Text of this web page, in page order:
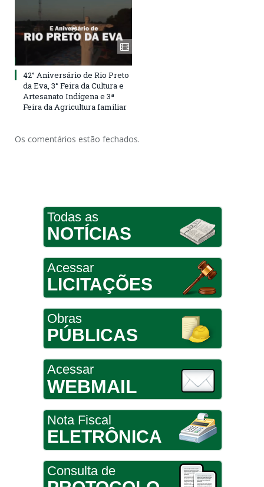
42° Aniversário de Rio Preto
da Eva, 3° Feira da Cultura e
Artesanato Indígena e 3ª
Feira da Agricultura familiar
Os comentários estão fechados.
Todas as
NOTÍCIAS
Acessar
LICITAÇÕES
Obras
PÚBLICAS
Acessar
WEBMAIL
Nota Fiscal
ELETRÔNICA
Consulta de